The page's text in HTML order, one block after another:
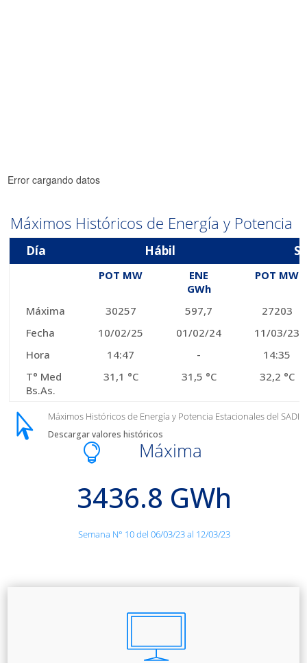
Error cargando datos
Máximos Históricos de Energía y Potencia
Día Hábil
POT MW
ENE
GWh
POT MW
Máxima 30257 597,7
27203
Fecha
10/02/25 01/02/24
11/03/23
Hora
14:47 -
14:35
T° Med
Bs.As.
31,1 °C 31,5 °C 32,2 °C
 Máximos Históricos de Energía y Potencia Estacionales del SADI
Descargar valores históricos
 Máxima
3436.8 GWh
Semana N° 10 del 06/03/23 al 12/03/23